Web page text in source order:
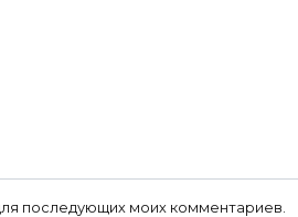
последующих моих комментариев.